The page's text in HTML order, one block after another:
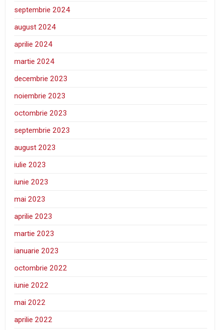
septembrie 2024
august 2024
aprilie 2024
martie 2024
decembrie 2023
noiembrie 2023
octombrie 2023
septembrie 2023
august 2023
iulie 2023
iunie 2023
mai 2023
aprilie 2023
martie 2023
ianuarie 2023
octombrie 2022
iunie 2022
mai 2022
aprilie 2022